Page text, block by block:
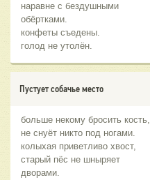
наравне с бездушными
обёртками.
конфеты съедены.
голод не утолён.
Пустует собачье место
больше некому бросить кость,
не снуёт никто под ногами.
колыхая приветливо хвост,
старый пёс не шныряет
дворами.